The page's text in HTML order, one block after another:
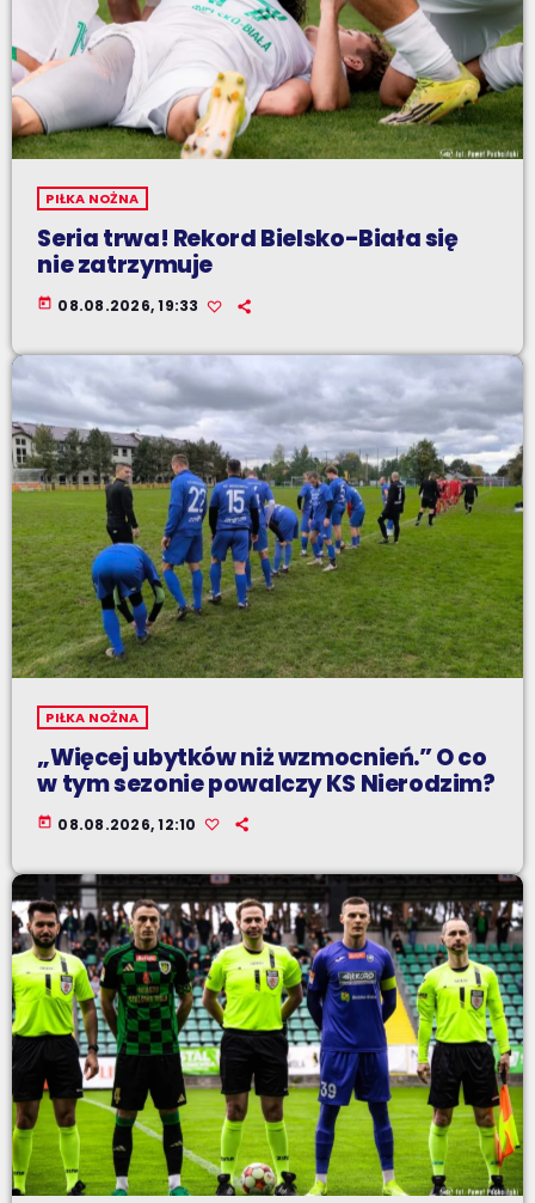
PIŁKA NOŻNA
Seria trwa! Rekord Bielsko-Biała się
nie zatrzymuje
today 08.08.2026, 19:33
PIŁKA NOŻNA
„Więcej ubytków niż wzmocnień.” O co
w tym sezonie powalczy KS Nierodzim?
today 08.08.2026, 12:10